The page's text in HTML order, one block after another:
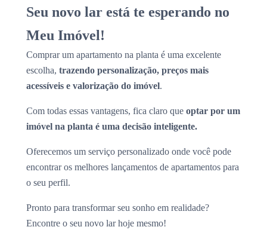
Seu novo lar está te esperando no
Meu Imóvel!
Comprar um apartamento na planta é uma excelente
escolha, trazendo personalização, preços mais
acessíveis e valorização do imóvel.
Com todas essas vantagens, fica claro que optar por um
imóvel na planta é uma decisão inteligente.
Oferecemos um serviço personalizado onde você pode
encontrar os melhores lançamentos de apartamentos para
o seu perfil.
Pronto para transformar seu sonho em realidade?
Encontre o seu novo lar hoje mesmo!